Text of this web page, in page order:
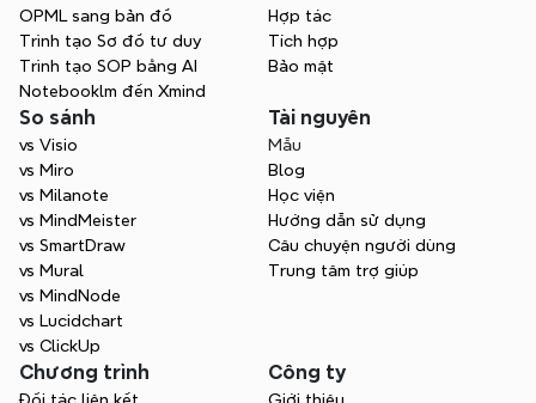
hoạch và xuất bản, tất cả mà không cần rời khỏi sơ
đồ của bạn.
OPML sang bản đồ
Trình tạo Sơ đồ tư duy
Trình tạo SOP bằng AI
Notebooklm đến Xmind
Hợp tác
Tích hợp
Bảo mật
So sánh
vs Visio
vs Miro
vs Milanote
vs MindMeister
vs SmartDraw
vs Mural
vs MindNode
vs Lucidchart
vs ClickUp
Tài nguyên
Mẫu
Blog
Học viện
Hướng dẫn sử dụng
Câu chuyện người dùng
Trung tâm trợ giúp
Chương trình
Đối tác liên kết
Công ty
Giới thiệu